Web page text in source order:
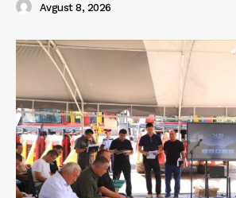
Avgust 8, 2026